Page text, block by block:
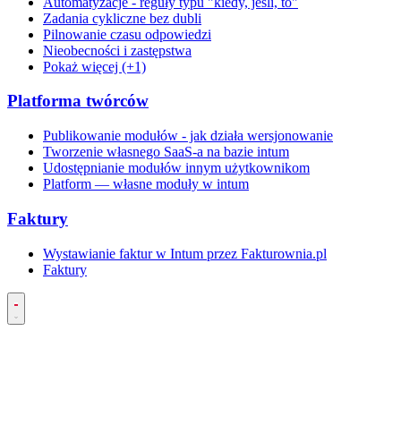
Zadania cykliczne bez dubli
Pilnowanie czasu odpowiedzi
Nieobecności i zastępstwa
Pokaż więcej (+1)
Platforma twórców
Publikowanie modułów - jak działa wersjonowanie
Tworzenie własnego SaaS-a na bazie intum
Udostępnianie modułów innym użytkownikom
Platform — własne moduły w intum
Faktury
Wystawianie faktur w Intum przez Fakturownia.pl
Faktury